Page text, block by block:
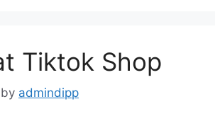
Tiktok Shop
by admindipp